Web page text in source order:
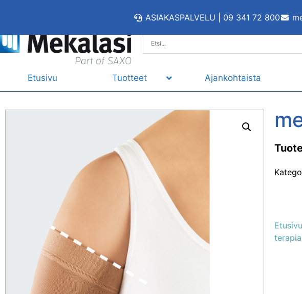
ASIAKASPALVELU | 09 341 72 800
Etusivu Tuotteet Ajankohtaista
Etusivu
terapia